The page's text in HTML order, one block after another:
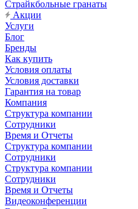
Страйкбольные гранаты
Акции
Услуги
Блог
Бренды
Как купить
Условия оплаты
Условия доставки
Гарантия на товар
Компания
Структура компании
Сотрудники
Время и Отчеты
Структура компании
Сотрудники
Структура компании
Сотрудники
Время и Отчеты
Видеоконференции